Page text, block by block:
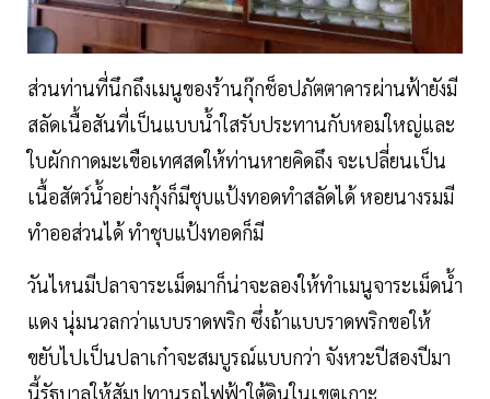
ส่วนท่านที่นึกถึงเมนูของร้านกุ๊กช็อปภัตตาคารผ่านฟ้ายังมี
สลัดเนื้อสันที่เป็นแบบน้ำใสรับประทานกับหอมใหญ่และ
ใบผักกาดมะเขือเทศสดให้ท่านหายคิดถึง จะเปลี่ยนเป็น
เนื้อสัตว์น้ำอย่างกุ้งก็มีชุบแป้งทอดทำสลัดได้ หอยนางรมมี
ทำออส่วนได้ ทำชุบแป้งทอดก็มี
วันไหนมีปลาจาระเม็ดมาก็น่าจะลองให้ทำเมนูจาระเม็ดน้ำ
แดง นุ่มนวลกว่าแบบราดพริก ซึ่งถ้าแบบราดพริกขอให้
ขยับไปเป็นปลาเก๋าจะสมบูรณ์แบบกว่า จังหวะปีสองปีมา
นี้รัฐบาลให้สัมปทานรถไฟฟ้าใต้ดินในเขตเกาะ